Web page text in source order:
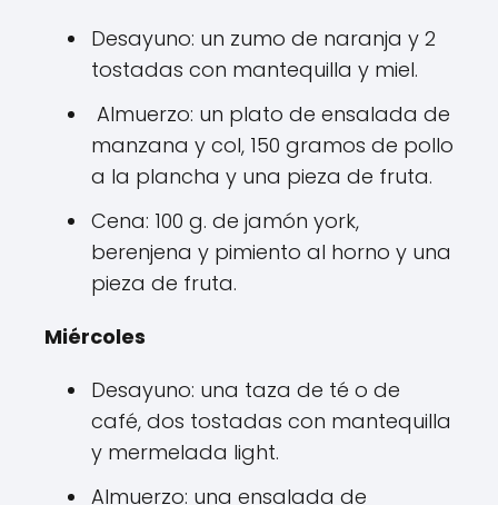
Desayuno: un zumo de naranja y 2
tostadas con mantequilla y miel.
Almuerzo: un plato de ensalada de
manzana y col, 150 gramos de pollo
a la plancha y una pieza de fruta.
Cena: 100 g. de jamón york,
berenjena y pimiento al horno y una
pieza de fruta.
Miércoles
Desayuno: una taza de té o de
café, dos tostadas con mantequilla
y mermelada light.
Almuerzo: una ensalada de